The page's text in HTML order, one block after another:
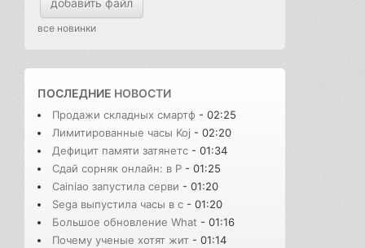
добавить файл
все новинки
ПОСЛЕДНИЕ НОВОСТИ
Продажи складных смартф - 02:25
Лимитированные часы Koj - 02:20
Дефицит памяти затянетс - 01:34
Сдай сорняк онлайн: в Р - 01:25
Cainiao запустила серви - 01:20
Sega выпустила часы в с - 01:20
Большое обновление What - 01:16
Почему ученые хотят жит - 01:14